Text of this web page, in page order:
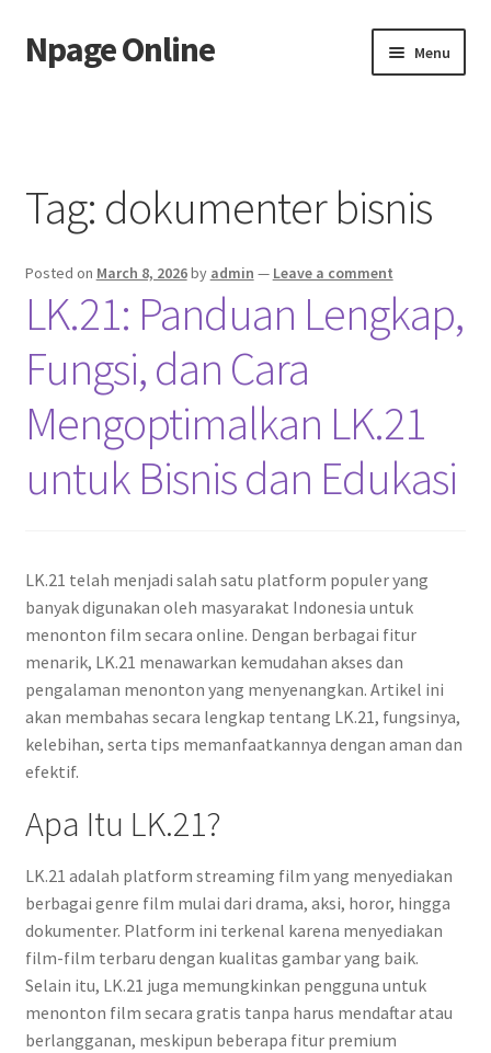
Skip
to
Skip
to
Npage Online Menu
Tag: dokumenter bisnis
Posted on March 8, 2026by admin — Leave a comment
LK.21: Panduan Lengkap,
Fungsi, dan Cara
Mengoptimalkan LK.21
untuk Bisnis dan Edukasi
LK.21 telah menjadi salah satu platform populer yang
banyak digunakan oleh masyarakat Indonesia untuk
menonton film secara online. Dengan berbagai fitur
menarik, LK.21 menawarkan kemudahan akses dan
pengalaman menonton yang menyenangkan. Artikel ini
akan membahas secara lengkap tentang LK.21, fungsinya,
kelebihan, serta tips memanfaatkannya dengan aman dan
efektif.
Apa Itu LK.21?
LK.21 adalah platform streaming film yang menyediakan
berbagai genre film mulai dari drama, aksi, horor, hingga
dokumenter. Platform ini terkenal karena menyediakan
film-film terbaru dengan kualitas gambar yang baik.
Selain itu, LK.21 juga memungkinkan pengguna untuk
menonton film secara gratis tanpa harus mendaftar atau
berlangganan, meskipun beberapa fitur premium